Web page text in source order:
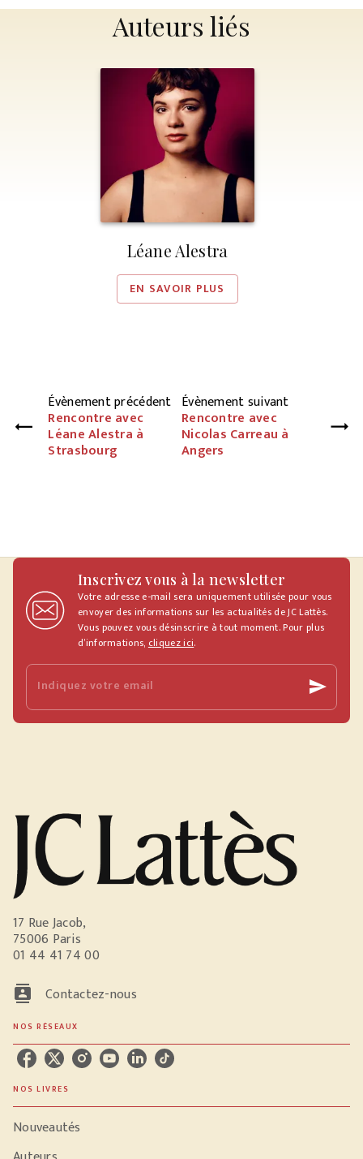
Auteurs liés
Léane Alestra
EN SAVOIR PLUS
Évènement précédent
Rencontre avec
Léane Alestra à
Strasbourg
Évènement suivant
Rencontre avec
Nicolas Carreau à
Angers
Inscrivez vous à la newsletter
Votre adresse e-mail sera uniquement utilisée pour vous
envoyer des informations sur les actualités de JC Lattès.
Vous pouvez vous désinscrire à tout moment. Pour plus
d’informations, cliquez ici.
Indiquez votre email send
17 Rue Jacob,
75006 Paris
01 44 41 74 00
contacts Contactez-nous
NOS RÉSEAUX
NOS LIVRES
Nouveautés